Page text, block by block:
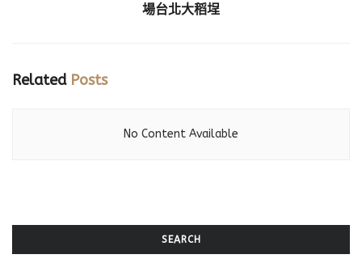
場台北大稻埕
RelatedPosts
No Content Available
SEARCH